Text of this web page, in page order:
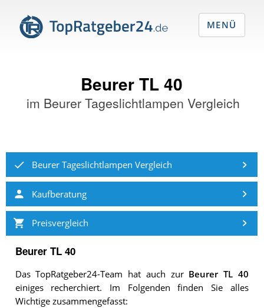
Beurer TL 40
im Beurer Tageslichtlampen Vergleich
Beurer Tageslichtlampen Vergleich
Kaufberatung
Preisvergleich
Beurer TL 40
Das TopRatgeber24-Team hat auch zur Beurer TL 40
einiges recherchiert. Im Folgenden finden Sie alles
Wichtige zusammengefasst:
MENÜ